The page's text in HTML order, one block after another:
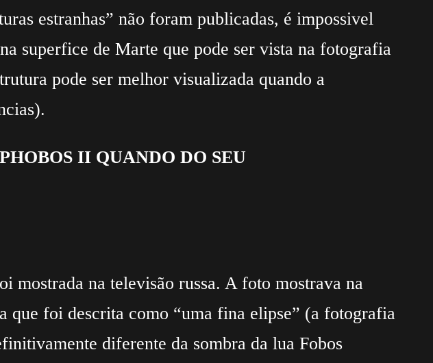
estranhas” não foram publicadas, é impossivel
superfice de Marte que pode ser vista na fotografia
pode ser melhor visualizada quando a
II QUANDO DO SEU
mostrada na televisão russa. A foto mostrava na
que foi descrita como “uma fina elipse” (a fotografia
diferente da sombra da lua Fobos